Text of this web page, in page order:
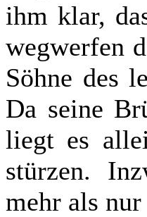
ihm klar,
wegwerfen
Söhne des
Da seine
liegt es
stürzen.
mehr als